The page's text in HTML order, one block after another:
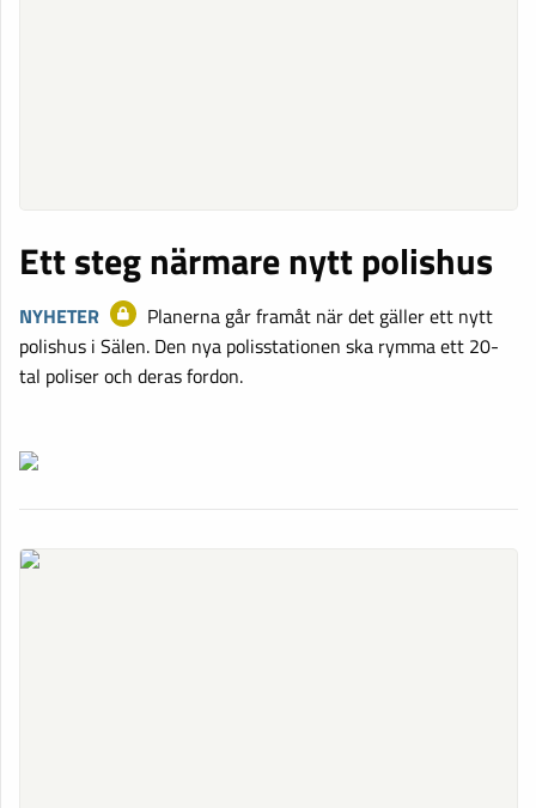
Ett steg närmare nytt polishus
NYHETER
Planerna går framåt när det gäller ett nytt
polishus i Sälen. Den nya polisstationen ska rymma ett 20-
tal poliser och deras fordon.